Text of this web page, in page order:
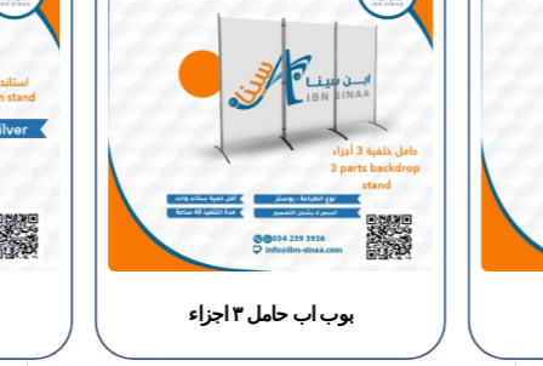
بوب اب حامل ٣ اجزاء